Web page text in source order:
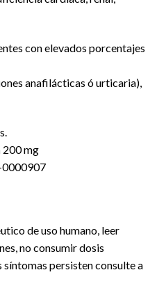
con elevados porcentajes
anafilácticas ó urticaria),
mg
de uso humano, leer
no consumir dosis
síntomas persisten consulte a